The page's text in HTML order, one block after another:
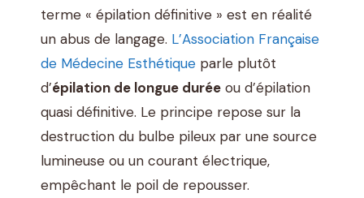
terme « épilation définitive » est en réalité
un abus de langage. L’Association Française
de Médecine Esthétique parle plutôt
d’épilation de longue durée ou d’épilation
quasi définitive. Le principe repose sur la
destruction du bulbe pileux par une source
lumineuse ou un courant électrique,
empêchant le poil de repousser.